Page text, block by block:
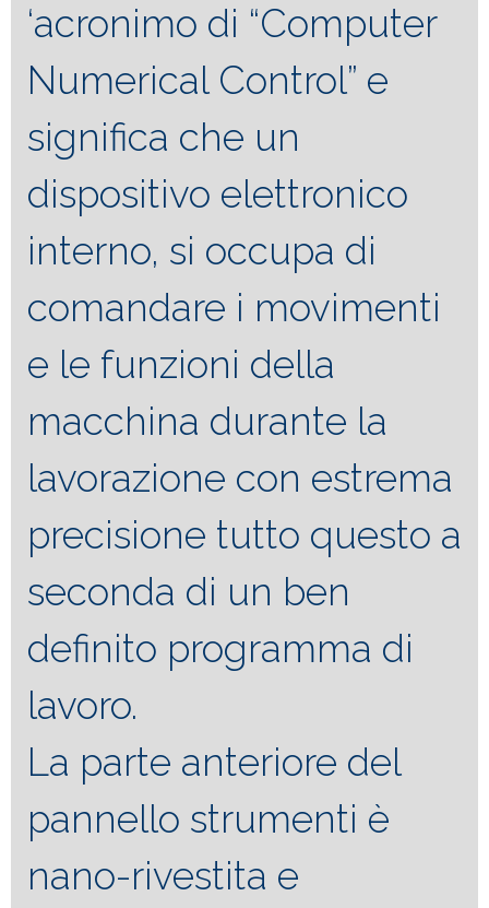
‘acronimo di “Computer
Numerical Control” e
significa che un
dispositivo elettronico
interno, si occupa di
comandare i movimenti
e le funzioni della
macchina durante la
lavorazione con estrema
precisione tutto questo a
seconda di un ben
definito programma di
lavoro.
La parte anteriore del
pannello strumenti è
nano-rivestita e